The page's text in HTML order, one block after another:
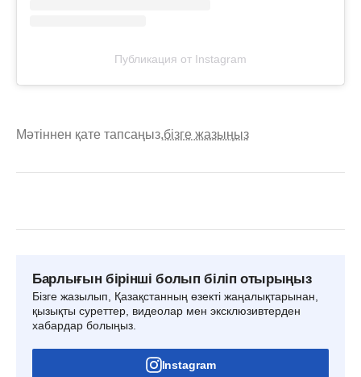
Публикация от Instagram
Мәтіннен қате тапсаңыз,бізге жазыңыз
Барлығын бірінші болып біліп отырыңыз
Бізге жазылып, Қазақстанның өзекті жаңалықтарынан,
қызықты суреттер, видеолар мен эксклюзивтерден
хабардар болыңыз.
Instagram